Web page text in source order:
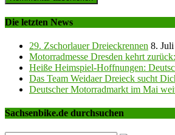
Die letzten News
29. Zschorlauer Dreieckrennen 8.
Motorradmesse Dresden kehrt
Heiße Heimspiel-Hoffnungen:
Das Team Weidaer Dreieck sucht
Deutscher Motorradmarkt im Mai
Sachsenbike.de durchsuchen